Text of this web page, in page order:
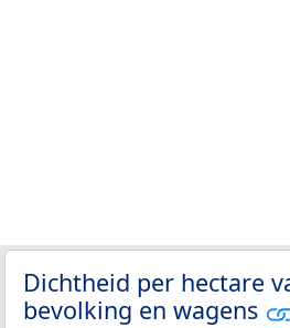
Dichtheid per hectare
bevolking en wagens